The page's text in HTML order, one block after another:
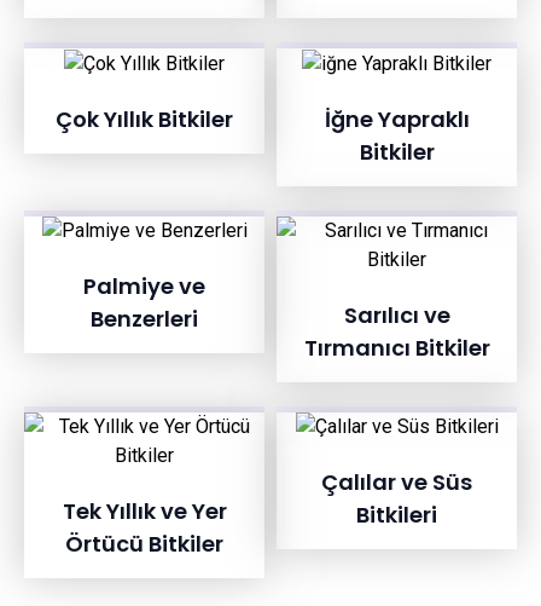
Çok Yıllık Bitkiler
İğne Yapraklı
Bitkiler
Palmiye ve
Benzerleri
Sarılıcı ve
Tırmanıcı Bitkiler
Tek Yıllık ve Yer
Örtücü Bitkiler
Çalılar ve Süs
Bitkileri